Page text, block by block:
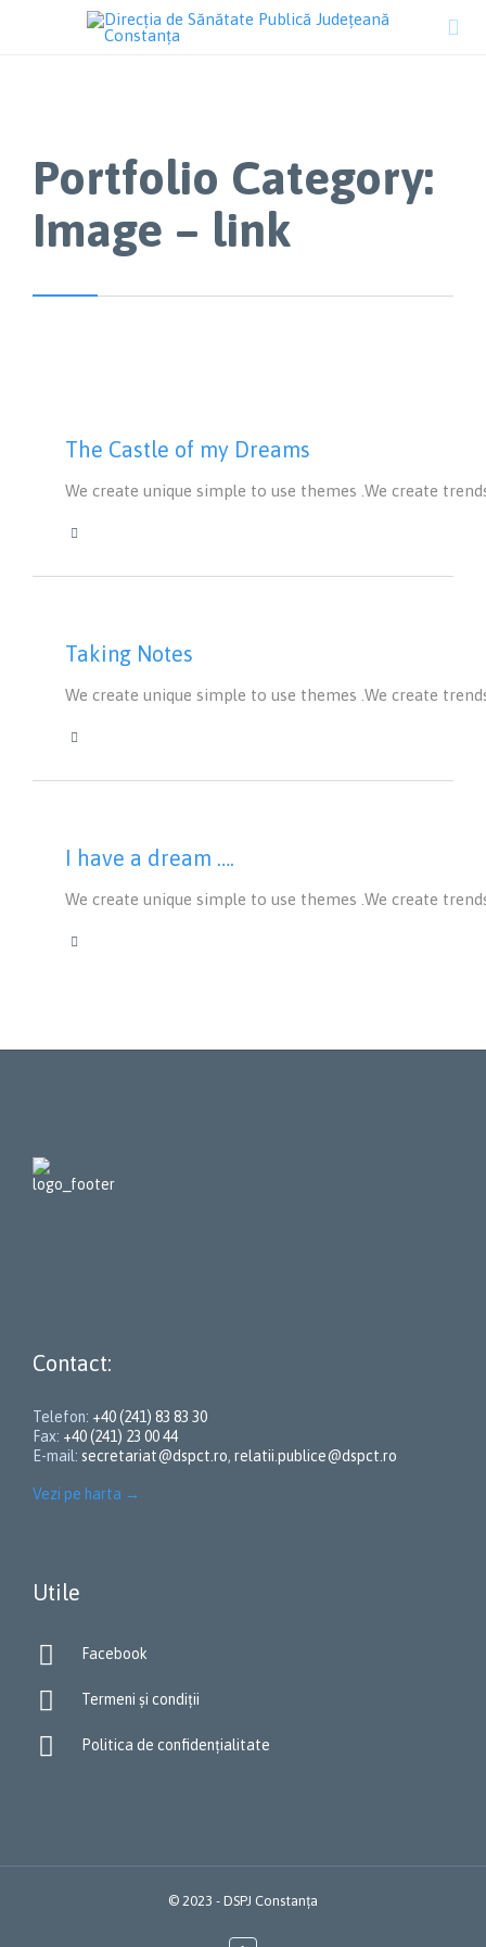

Portfolio Category:
Image – link
The Castle of my Dreams
We create unique simple to use themes .We create

Taking Notes
We create unique simple to use themes .We create

I have a dream ….
We create unique simple to use themes .We create

Contact:
Telefon: +40 (241) 83 83 30
Fax: +40 (241) 23 00 44
E-mail: secretariat@dspct.ro, relatii.publice@dspct.ro
Vezi pe harta →
Utile
 Facebook
 Termeni și condiții
 Politica de confidențialitate
© 2023 - DSPJ Constanța